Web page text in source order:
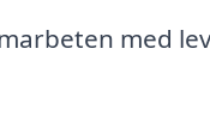
med